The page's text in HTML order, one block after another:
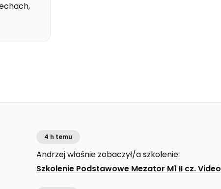
4 h temu
Andrzejwłaśnie zobaczył/a szkolenie:
Szkolenie Podstawowe Mezator M1 II cz. Video